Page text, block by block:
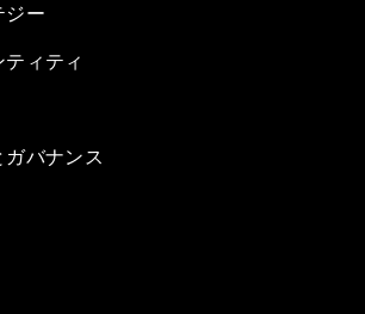
ジー
ィティ
ガバナンス